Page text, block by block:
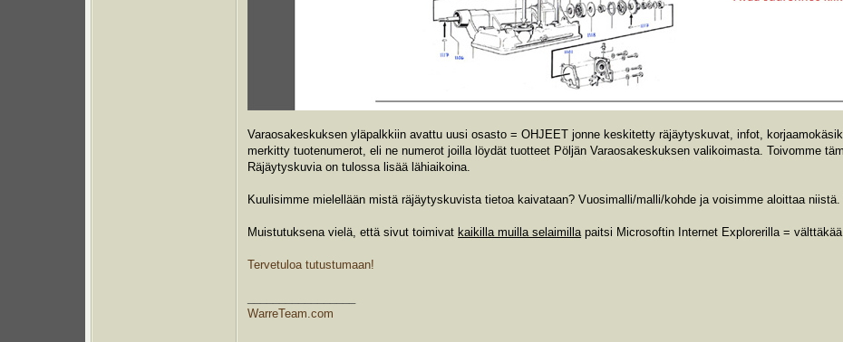
Varaosakeskuksen yläpalkkiin avattu uusi osasto = OHJEET jonne keskitetty räjäytyskuvat, infot,
merkitty tuotenumerot, eli ne numerot joilla löydät tuotteet Pöljän Varaosakeskuksen valikoimasta. Toivomme
Räjäytyskuvia on tulossa lisää lähiaikoina.
Kuulisimme mielellään mistä räjäytyskuvista tietoa kaivataan? Vuosimalli/malli/kohde ja voisimme aloittaa
Muistutuksena vielä, että sivut toimivat kaikilla muilla selaimillapaitsi Microsoftin Internet Explorerilla =
Tervetuloa tutustumaan!
WarreTeam.com